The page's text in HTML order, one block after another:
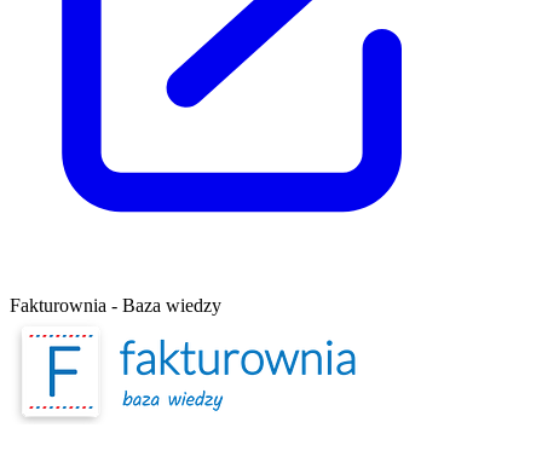
Fakturownia - Baza wiedzy